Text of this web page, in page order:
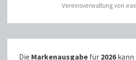
Vereinsverwaltung von
Die Markenausgabe für 2026kann